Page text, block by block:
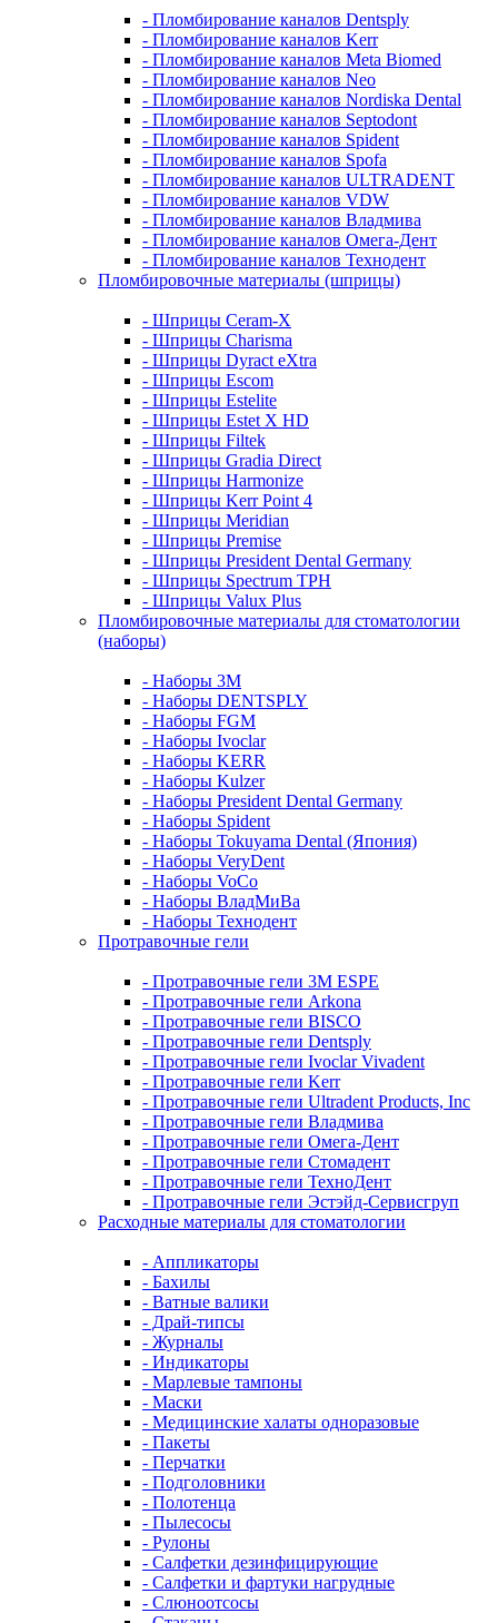
- Пломбирование каналов Dentsply
- Пломбирование каналов Kerr
- Пломбирование каналов Meta Biomed
- Пломбирование каналов Neo
- Пломбирование каналов Nordiska Dental
- Пломбирование каналов Septodont
- Пломбирование каналов Spident
- Пломбирование каналов Spofa
- Пломбирование каналов ULTRADENT
- Пломбирование каналов VDW
- Пломбирование каналов Владмива
- Пломбирование каналов Омега-Дент
- Пломбирование каналов Технодент
Пломбировочные материалы (шприцы)
- Шприцы Ceram-X
- Шприцы Charisma
- Шприцы Dyract eXtra
- Шприцы Escom
- Шприцы Estelite
- Шприцы Estet X HD
- Шприцы Filtek
- Шприцы Gradia Direct
- Шприцы Harmonize
- Шприцы Kerr Point 4
- Шприцы Meridian
- Шприцы Premise
- Шприцы President Dental Germany
- Шприцы Spectrum TPH
- Шприцы Valux Plus
Пломбировочные материалы для стоматологии
(наборы)
- Наборы 3М
- Наборы DENTSPLY
- Наборы FGM
- Наборы Ivoclar
- Наборы KERR
- Наборы Kulzer
- Наборы President Dental Germany
- Наборы Spident
- Наборы Tokuyama Dental (Япония)
- Наборы VeryDent
- Наборы VoCo
- Наборы ВладМиВа
- Наборы Технодент
Протравочные гели
- Протравочные гели 3М ESPE
- Протравочные гели Arkona
- Протравочные гели BISCO
- Протравочные гели Dentsply
- Протравочные гели Ivoclar Vivadent
- Протравочные гели Kerr
- Протравочные гели Ultradent Products, Inc
- Протравочные гели Владмива
- Протравочные гели Омега-Дент
- Протравочные гели Стомадент
- Протравочные гели ТехноДент
- Протравочные гели Эстэйд-Сервисгруп
Расходные материалы для стоматологии
- Аппликаторы
- Бахилы
- Ватные валики
- Драй-типсы
- Журналы
- Индикаторы
- Марлевые тампоны
- Маски
- Медицинские халаты одноразовые
- Пакеты
- Перчатки
- Подголовники
- Полотенца
- Пылесосы
- Рулоны
- Салфетки дезинфицирующие
- Салфетки и фартуки нагрудные
- Слюноотсосы